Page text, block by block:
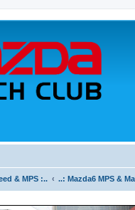
& MPS :.. ..: Mazda6 MPS &